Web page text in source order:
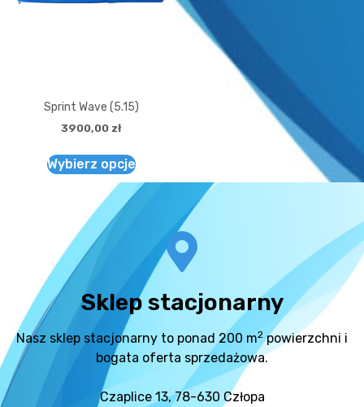
Sprint Wave (5.15)
3900,00 zł
Wybierz opcje
Sklep stacjonarny
Nasz sklep stacjonarny to ponad 200 m2powierzchni i
bogata oferta sprzedażowa.
Czaplice 13, 78-630 Człopa